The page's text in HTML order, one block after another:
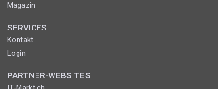
Magazin
SERVICES
Kontakt
Login
PARTNER-WEBSITES